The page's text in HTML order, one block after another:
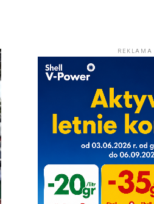
REKLAMA